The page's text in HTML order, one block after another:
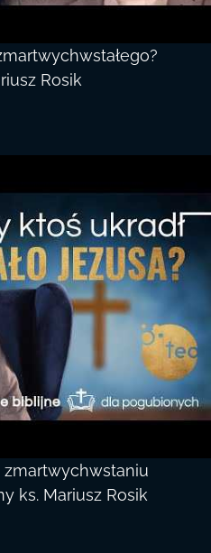
Rosik
zmartwychwstaniu
ks. Mariusz Rosik